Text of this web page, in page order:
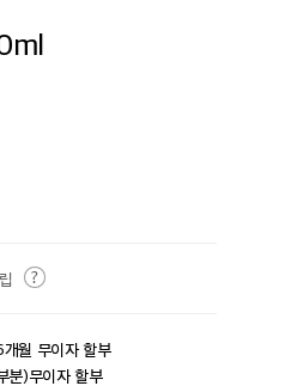
월 무이자 할부
분)무이자 할부